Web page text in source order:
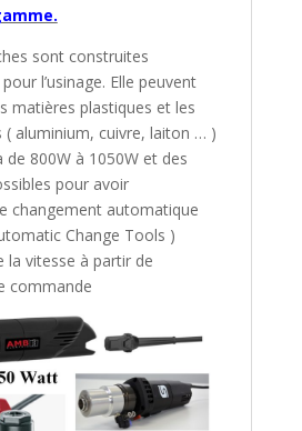
sont construites
l’usinage. Elle peuvent
matières plastiques et les
( aluminium, cuivre, laiton … )
de 800W à 1050W et des
pour avoir
changement automatique
Change Tools )
la vitesse à partir de
commande